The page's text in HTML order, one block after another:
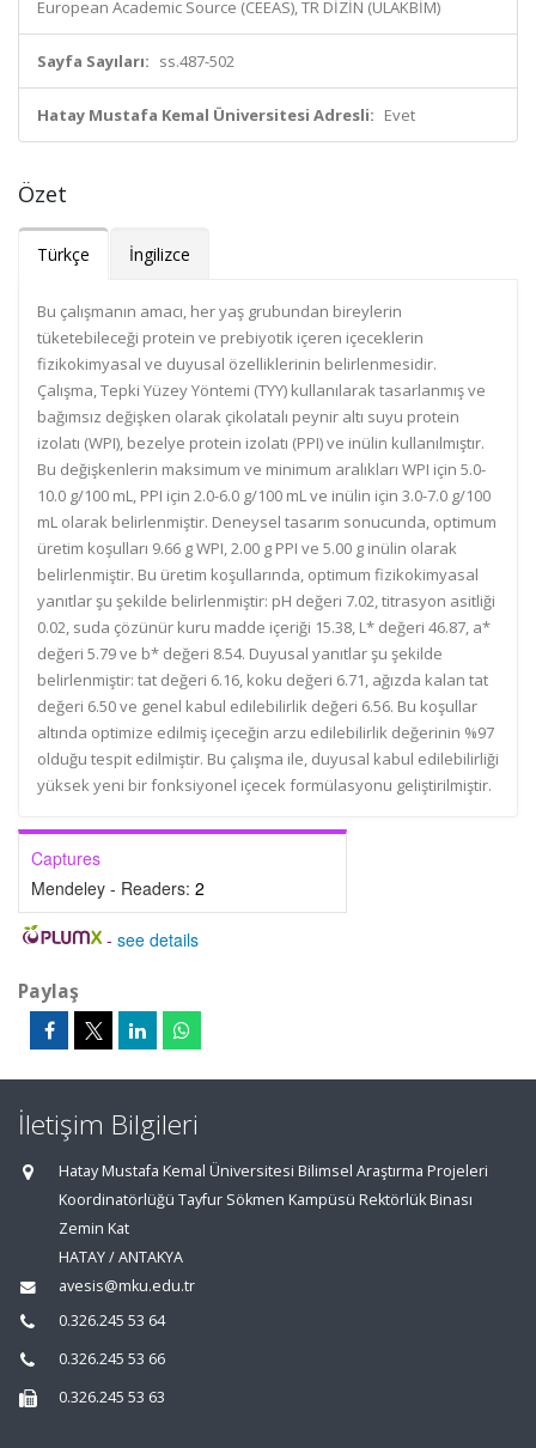
European Academic Source (CEEAS), TR DİZİN (ULAKBİM)
Sayfa Sayıları: ss.487-502
Hatay Mustafa Kemal Üniversitesi Adresli: Evet
Özet
Türkçe İngilizce
Bu çalışmanın amacı, her yaş grubundan bireylerin
tüketebileceği protein ve prebiyotik içeren içeceklerin
fizikokimyasal ve duyusal özelliklerinin belirlenmesidir.
Çalışma, Tepki Yüzey Yöntemi (TYY) kullanılarak tasarlanmış ve
bağımsız değişken olarak çikolatalı peynir altı suyu protein
izolatı (WPI), bezelye protein izolatı (PPI) ve inülin kullanılmıştır.
Bu değişkenlerin maksimum ve minimum aralıkları WPI için 5.0-
10.0 g/100 mL, PPI için 2.0-6.0 g/100 mL ve inülin için 3.0-7.0 g/100
mL olarak belirlenmiştir. Deneysel tasarım sonucunda, optimum
üretim koşulları 9.66 g WPI, 2.00 g PPI ve 5.00 g inülin olarak
belirlenmiştir. Bu üretim koşullarında, optimum fizikokimyasal
yanıtlar şu şekilde belirlenmiştir: pH değeri 7.02, titrasyon asitliği
0.02, suda çözünür kuru madde içeriği 15.38, L* değeri 46.87, a*
değeri 5.79 ve b* değeri 8.54. Duyusal yanıtlar şu şekilde
belirlenmiştir: tat değeri 6.16, koku değeri 6.71, ağızda kalan tat
değeri 6.50 ve genel kabul edilebilirlik değeri 6.56. Bu koşullar
altında optimize edilmiş içeceğin arzu edilebilirlik değerinin %97
olduğu tespit edilmiştir. Bu çalışma ile, duyusal kabul edilebilirliği
yüksek yeni bir fonksiyonel içecek formülasyonu geliştirilmiştir.
Captures
Mendeley - Readers: 2
- see details
Paylaş
İletişim Bilgileri
Hatay Mustafa Kemal Üniversitesi Bilimsel Araştırma Projeleri
Koordinatörlüğü Tayfur Sökmen Kampüsü Rektörlük Binası
Zemin Kat
HATAY / ANTAKYA
avesis@mku.edu.tr
0.326.245 53 64
0.326.245 53 66
0.326.245 53 63